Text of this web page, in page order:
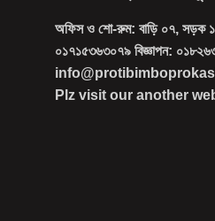
অফিস ও শো-রুম: বাড়ি ০৭, সড়ক
০১৭১৫৩৬৩০৭৯ বিজ্ঞাপন:
Plz visit our another